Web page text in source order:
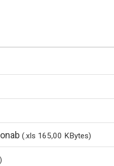
(.xls 165,00 KBytes)